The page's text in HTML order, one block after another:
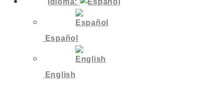
Idioma:
Español
English